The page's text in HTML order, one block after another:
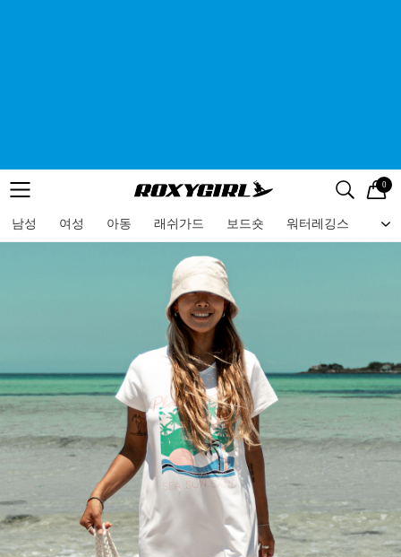
메뉴 검색
로고 0
남성 여성 아동 래쉬가드 보드숏 워터레깅스 비
메뉴